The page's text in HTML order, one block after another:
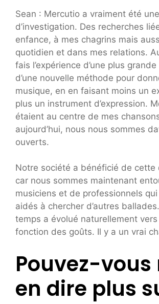
Sean : Mercutio a vraiment été
d’investigation. Des recherches
enfance, à mes chagrins mais
quotidien et dans mes relations.
fais l’expérience d’une plus
d’une nouvelle méthode pour
musique, en en faisant moins un
plus un instrument d’expression.
étaient au centre de mes
aujourd’hui, nous nous sommes
ouverts.
Notre société a bénéficié de cette
car nous sommes maintenant
musiciens et de professionnels
aidés à chercher d’autres
temps a évolué naturellement
fonction des goûts. Il y a un vrai
Pouvez-vous
en dire plus